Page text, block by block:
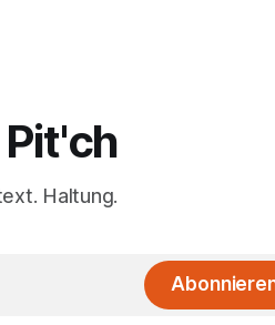
Haltung.